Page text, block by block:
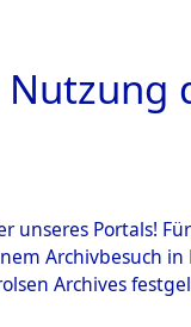
unseres Portals!
Archivbesuch
Archives